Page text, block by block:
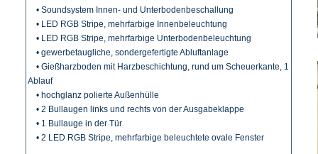
• Soundsystem Innen- und Unterbodenbeschallung
• LED RGB Stripe, mehrfarbige Innenbeleuchtung
• LED RGB Stripe, mehrfarbige Unterbodenbeleuchtung
• gewerbetaugliche, sondergefertigte Abluftanlage
• Gießharzboden mit Harzbeschichtung, rund um Scheuerkante, 1
Ablauf
• hochglanz polierte Außenhülle
• 2 Bullaugen links und rechts von der Ausgabeklappe
• 1 Bullauge in der Tür
• 2 LED RGB Stripe, mehrfarbige beleuchtete ovale Fenster